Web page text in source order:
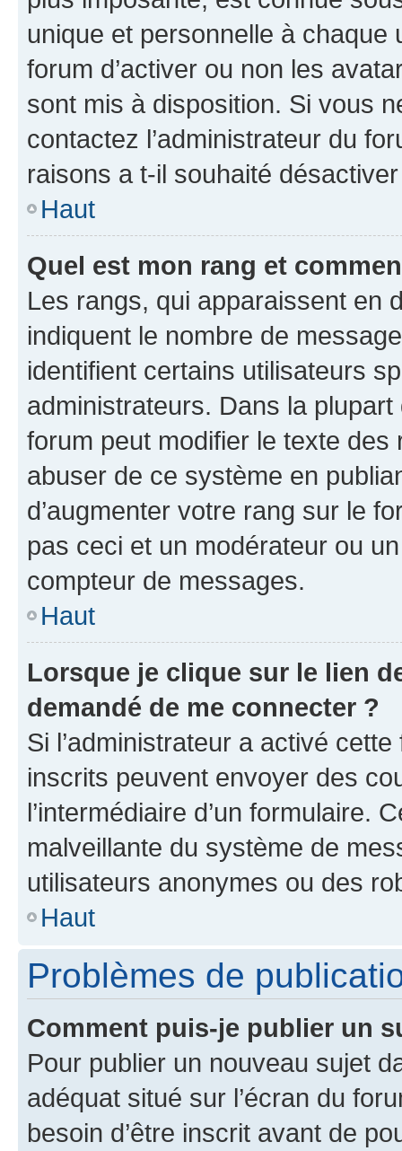
unique et personnelle à chaque
forum d’activer ou non les
sont mis à disposition. Si vous
contactez l’administrateur du
raisons a t-il souhaité
Haut
Quel est mon rang et
Les rangs, qui apparaissent en
indiquent le nombre de
identifient certains utilisateurs
administrateurs. Dans la
forum peut modifier le texte
abuser de ce système en
d’augmenter votre rang sur le
pas ceci et un modérateur ou
compteur de messages.
Haut
Lorsque je clique sur le lien
demandé de me connecter ?
Si l’administrateur a activé
inscrits peuvent envoyer des
l’intermédiaire d’un formulaire.
malveillante du système de
utilisateurs anonymes ou des
Haut
Problèmes de
Comment puis-je publier un
Pour publier un nouveau sujet
adéquat situé sur l’écran du
besoin d’être inscrit avant de